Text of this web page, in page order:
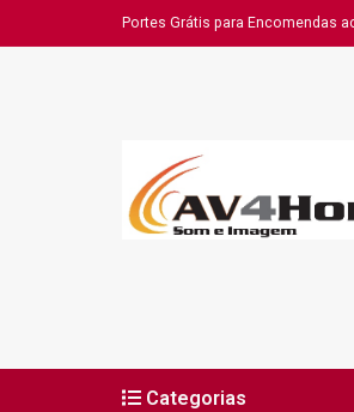
Portes Grátis para Encomendas
Categorias